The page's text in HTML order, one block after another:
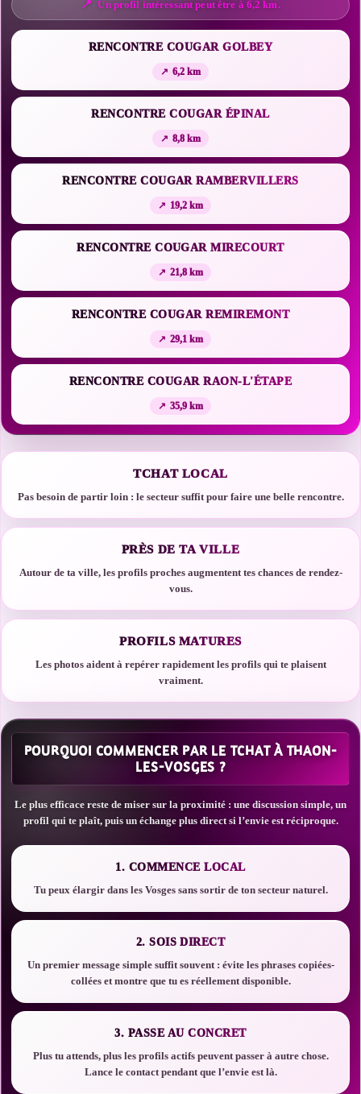
Un profil intéressant peut être à 6,2 km.
RENCONTRE COUGAR GOLBEY
6,2 km
RENCONTRE COUGAR ÉPINAL
8,8 km
RENCONTRE COUGAR RAMBERVILLERS
19,2 km
RENCONTRE COUGAR MIRECOURT
21,8 km
RENCONTRE COUGAR REMIREMONT
29,1 km
RENCONTRE COUGAR RAON-L'ÉTAPE
35,9 km
TCHAT LOCAL
Pas besoin de partir loin : le secteur suffit pour faire une belle rencontre.
PRÈS DE TA VILLE
Autour de ta ville, les profils proches augmentent tes chances de rendez-
vous.
PROFILS MATURES
Les photos aident à repérer rapidement les profils qui te plaisent
vraiment.
POURQUOI COMMENCER PAR LE TCHAT À THAON-
LES-VOSGES ?
Le plus efficace reste de miser sur la proximité : une discussion simple, un
profil qui te plaît, puis un échange plus direct si l’envie est réciproque.
1. COMMENCE LOCAL
Tu peux élargir dans les Vosges sans sortir de ton secteur naturel.
2. SOIS DIRECT
Un premier message simple suffit souvent : évite les phrases copiées-
collées et montre que tu es réellement disponible.
3. PASSE AU CONCRET
Plus tu attends, plus les profils actifs peuvent passer à autre chose.
Lance le contact pendant que l’envie est là.